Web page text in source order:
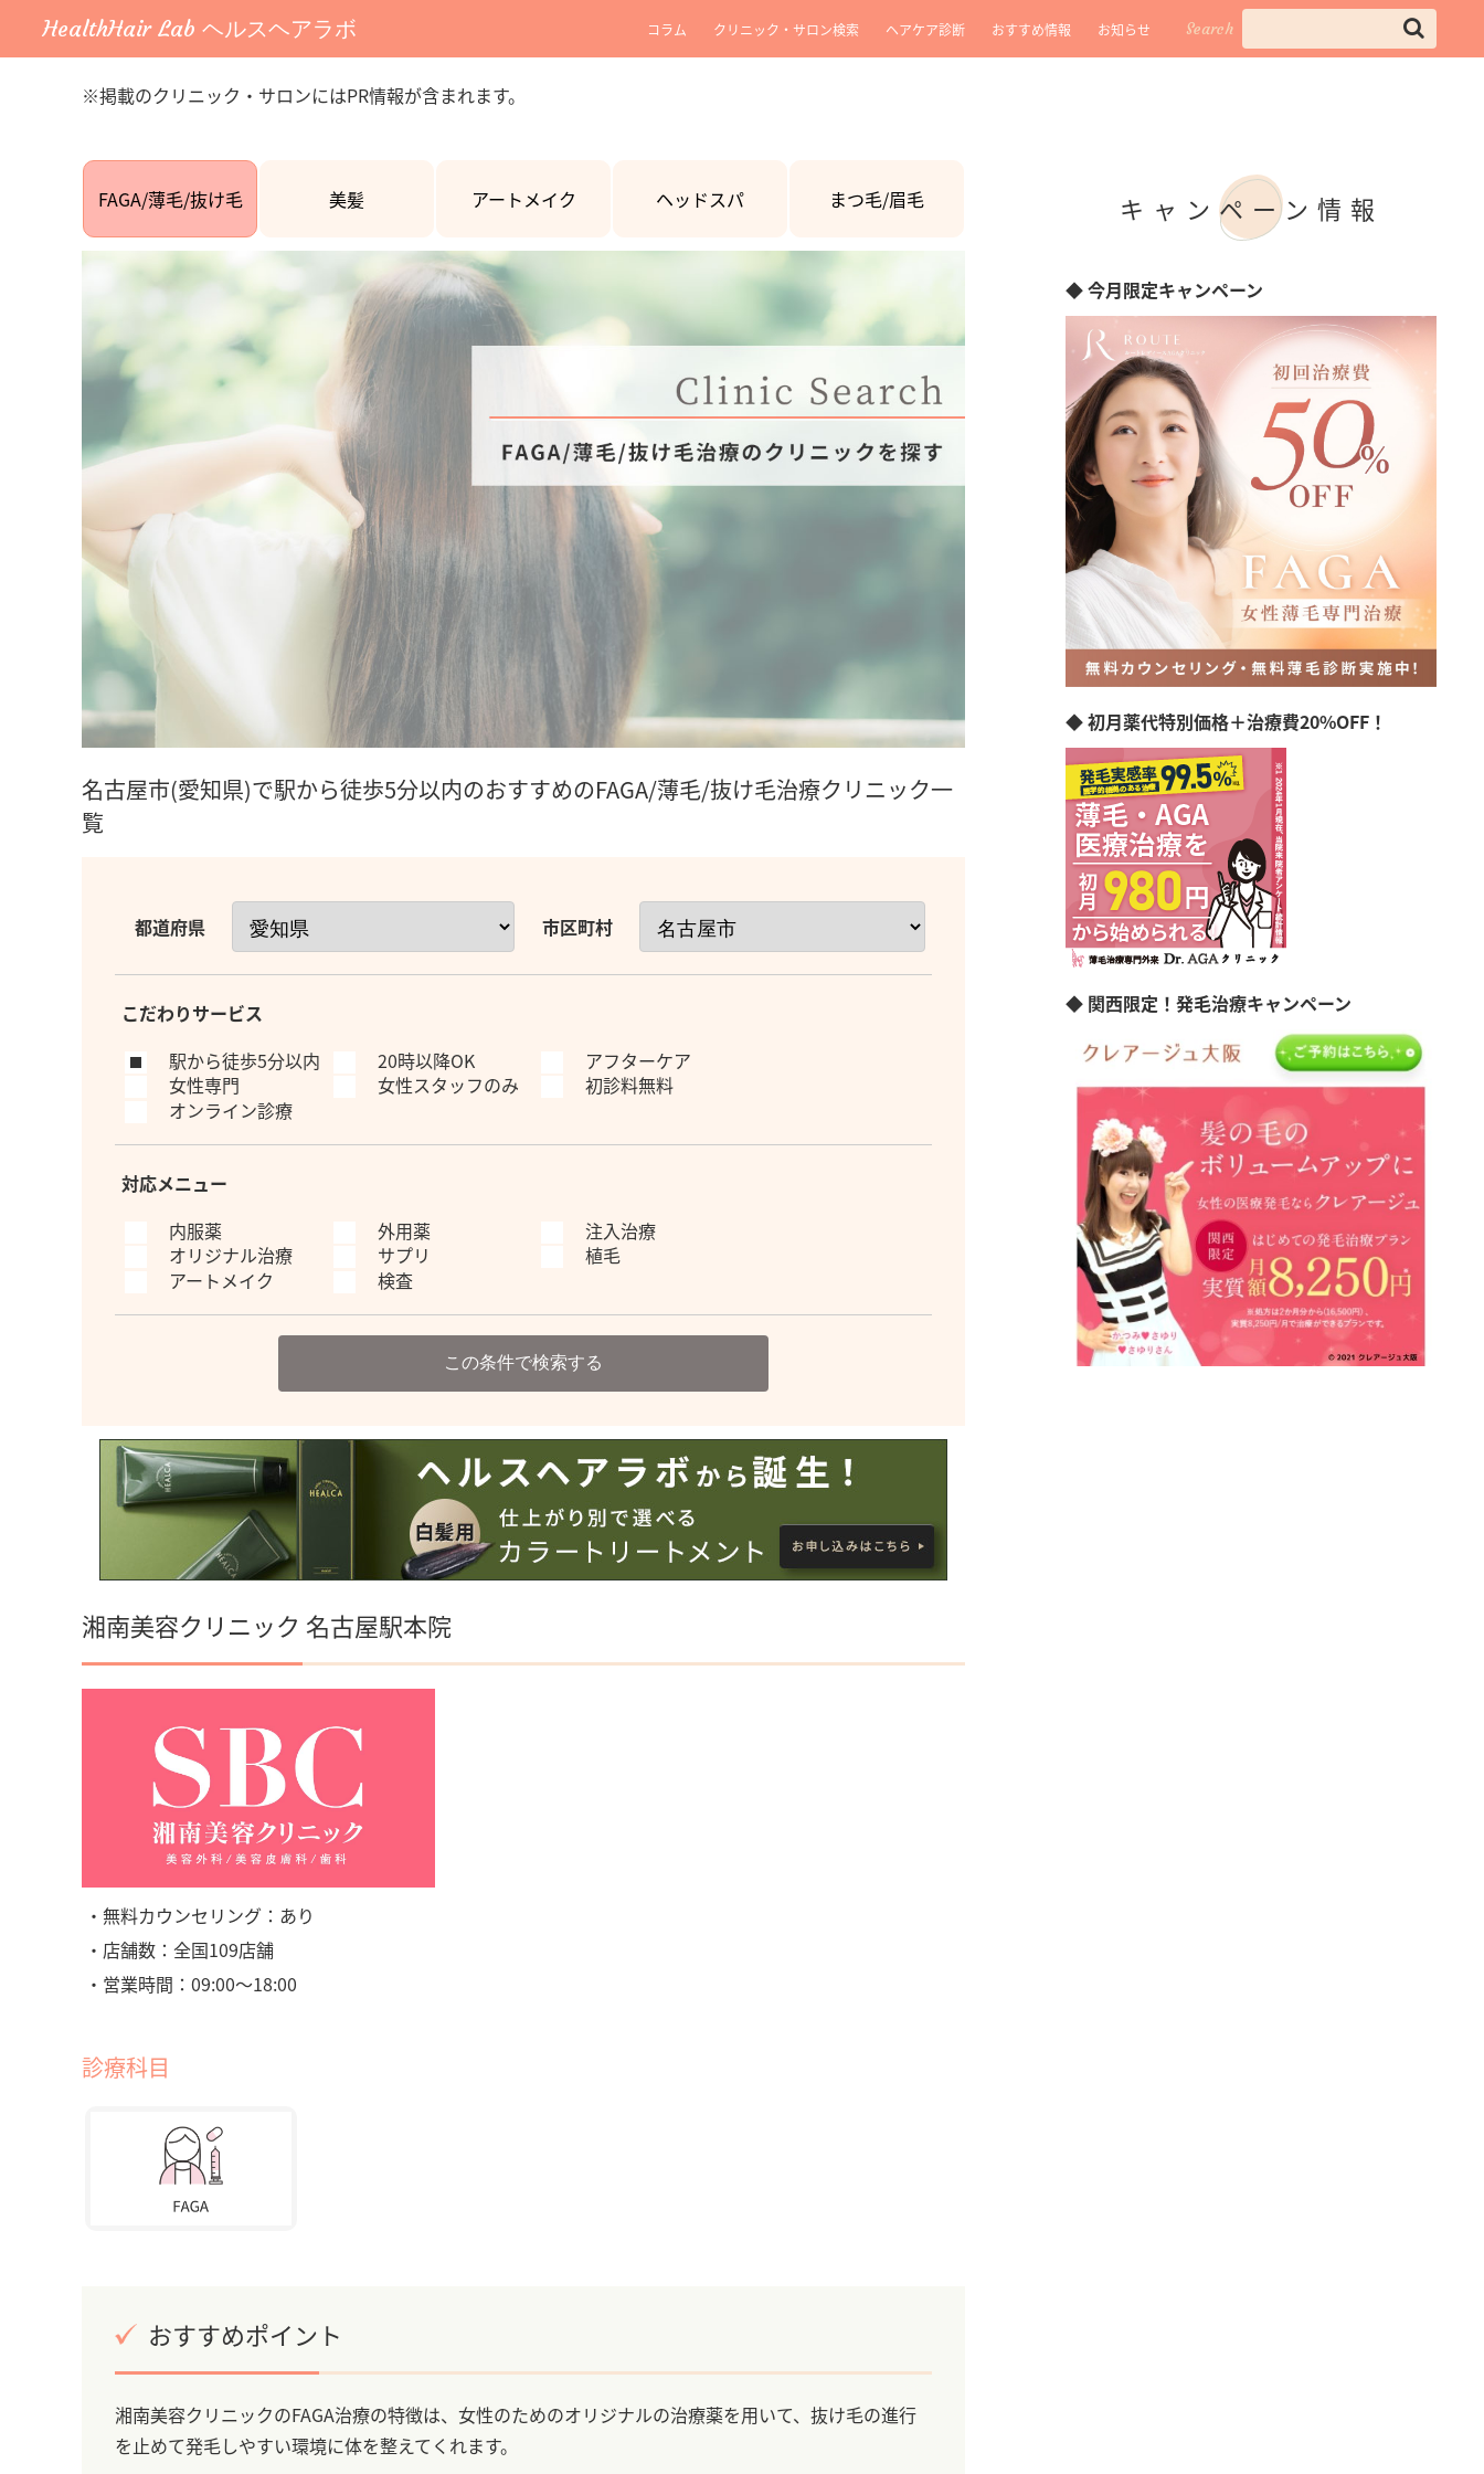
HealthHair Lab ヘルスヘアラボ コラム クリニック・サロン検索 ヘアケア診断 おすすめ情報 お知らせ Search
※掲載のクリニック・サロンにはPR情報が含まれます。
FAGA/薄毛/抜け毛 美髪 アートメイク ヘッドスパ まつ毛/眉毛
名古屋市(愛知県)で駅から徒歩5分以内のおすすめのFAGA/薄毛/抜け毛治療クリニック一
覧
都道府県 市区町村
こだわりサービス
駅から徒歩5分以内
20時以降OK
アフターケア
女性専門
女性スタッフのみ
初診料無料
オンライン診療
対応メニュー
内服薬
外用薬
注入治療
オリジナル治療
サプリ
植毛
アートメイク
検査
この条件で検索する
湘南美容クリニック 名古屋駅本院
・無料カウンセリング：あり
・店舗数：全国109店舗
・営業時間：09:00〜18:00
診療科目
おすすめポイント
湘南美容クリニックのFAGA治療の特徴は、女性のためのオリジナルの治療薬を用いて、抜け毛の進行
を止めて発毛しやすい環境に体を整えてくれます。
キャンペーン情報
◆ 今月限定キャンペーン
◆ 初月薬代特別価格＋治療費20%OFF！
◆ 関西限定！発毛治療キャンペーン